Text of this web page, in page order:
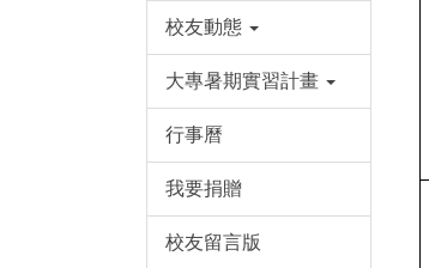
校友動態
大專暑期實習計畫
行事曆
我要捐贈
校友留言版